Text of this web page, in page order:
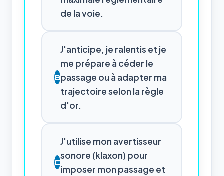
de la voie.
B
J'anticipe, je ralentis et je
me prépare à céder le
passage ou à adapter ma
trajectoire selon la règle
d'or.
C
J'utilise mon avertisseur
sonore (klaxon) pour
imposer mon passage et